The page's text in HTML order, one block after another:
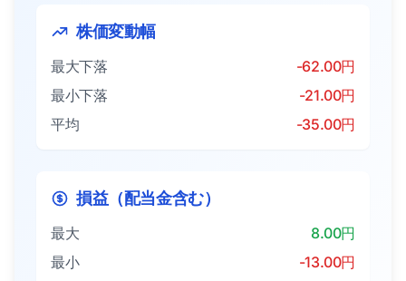
株価変動幅
最大下落
-62.00円
最小下落
-21.00円
平均
-35.00円
損益（配当金含む）
最大
8.00円
最小
-13.00円